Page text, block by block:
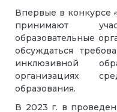
Впервые в конкурсе
принимают
образовательные
обсуждаться
инклюзивной
организациях
образования.
В 2023 г. в